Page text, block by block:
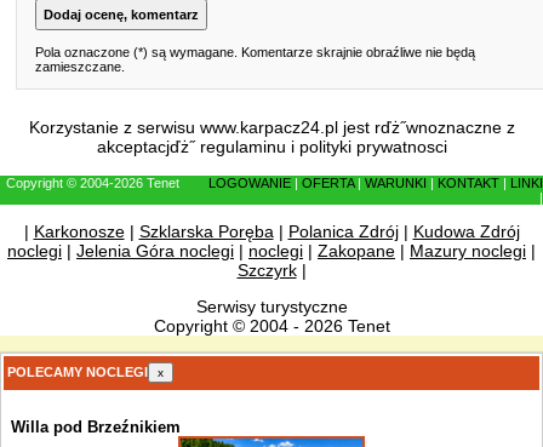
Pola oznaczone (*) są wymagane. Komentarze skrajnie obraźliwe nie będą
zamieszczane.
Korzystanie z serwisu www.karpacz24.pl jest rďż˝wnoznaczne z
akceptacjďż˝ regulaminu i polityki prywatnosci
Copyright © 2004-2026 Tenet LOGOWANIE OFERTA| WARUNKI KONTAKT
LINKI
| Karkonosze| Szklarska Poręba| Polanica Zdrój| Kudowa Zdrój
noclegi | Jelenia Góra noclegi | noclegi | Zakopane | Mazury noclegi |
Szczyrk|
Serwisy turystyczne
Copyright © 2004 - 2026 Tenet
POLECAMY NOCLEGI x
Willa pod Brzeźnikiem